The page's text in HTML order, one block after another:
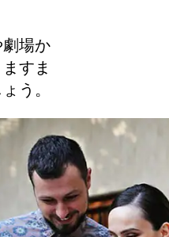
場か
すま
う。